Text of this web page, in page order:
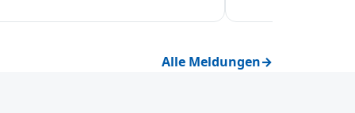
Alle Meldungen